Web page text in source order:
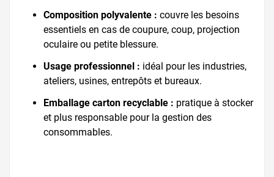
Composition polyvalente : couvre les besoins
essentiels en cas de coupure, coup, projection
oculaire ou petite blessure.
Usage professionnel : idéal pour les industries,
ateliers, usines, entrepôts et bureaux.
Emballage carton recyclable : pratique à stocker
et plus responsable pour la gestion des
consommables.